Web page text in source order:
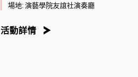
場地:演藝學院友誼社演奏廳
活動詳情